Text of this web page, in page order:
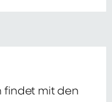
findet mit den